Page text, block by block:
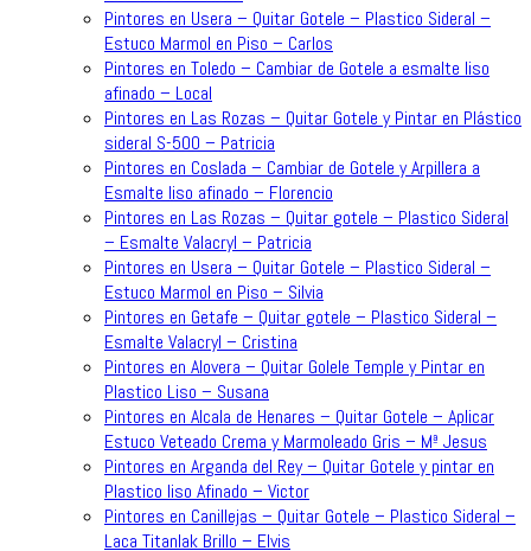
Pintores en Usera – Quitar Gotele – Plastico Sideral –
Estuco Marmol en Piso – Carlos
Pintores en Toledo – Cambiar de Gotele a esmalte liso
afinado – Local
Pintores en Las Rozas – Quitar Gotele y Pintar en Plástico
sideral S-500 – Patricia
Pintores en Coslada – Cambiar de Gotele y Arpillera a
Esmalte liso afinado – Florencio
Pintores en Las Rozas – Quitar gotele – Plastico Sideral
– Esmalte Valacryl – Patricia
Pintores en Usera – Quitar Gotele – Plastico Sideral –
Estuco Marmol en Piso – Silvia
Pintores en Getafe – Quitar gotele – Plastico Sideral –
Esmalte Valacryl – Cristina
Pintores en Alovera – Quitar Golele Temple y Pintar en
Plastico Liso – Susana
Pintores en Alcala de Henares – Quitar Gotele – Aplicar
Estuco Veteado Crema y Marmoleado Gris – Mª Jesus
Pintores en Arganda del Rey – Quitar Gotele y pintar en
Plastico liso Afinado – Victor
Pintores en Canillejas – Quitar Gotele – Plastico Sideral –
Laca Titanlak Brillo – Elvis